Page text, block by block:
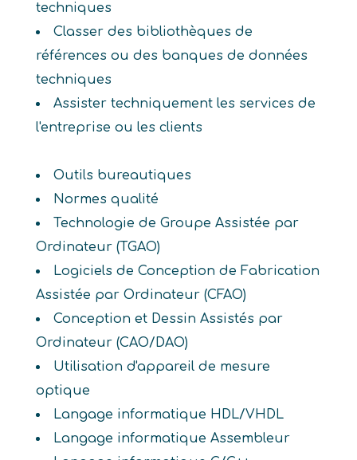
techniques
Classer des bibliothèques de
références ou des banques de données
techniques
Assister techniquement les services de
l'entreprise ou les clients
Outils bureautiques
Normes qualité
Technologie de Groupe Assistée par
Ordinateur (TGAO)
Logiciels de Conception de Fabrication
Assistée par Ordinateur (CFAO)
Conception et Dessin Assistés par
Ordinateur (CAO/DAO)
Utilisation d'appareil de mesure
optique
Langage informatique HDL/VHDL
Langage informatique Assembleur